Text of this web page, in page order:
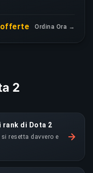
offerte Ordina Ora →
2
di Dota 2
resetta davvero e